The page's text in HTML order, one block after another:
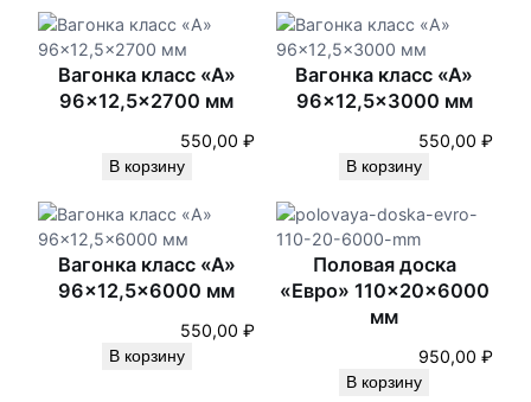
е
д
а
в
и
Вагонка класс «А»
96×12,5×2700 мм
550,00₽
В корзину
Вагонка класс «А»
96×12,5×3000 мм
550,00 ₽
В корзину
Вагонка класс «А»
96×12,5×6000 мм
550,00₽
В корзину
Половая доска
«Евро» 110×20×6000
мм
950,00 ₽
В корзину